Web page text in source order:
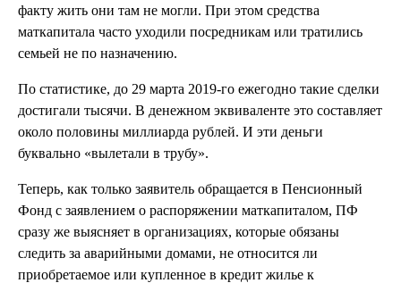
факту жить они там не могли. При этом средства
маткапитала часто уходили посредникам или тратились
семьей не по назначению.
По статистике, до 29 марта 2019-го ежегодно такие сделки
достигали тысячи. В денежном эквиваленте это составляет
около половины миллиарда рублей. И эти деньги
буквально «вылетали в трубу».
Теперь, как только заявитель обращается в Пенсионный
Фонд с заявлением о распоряжении маткапиталом, ПФ
сразу же выясняет в организациях, которые обязаны
следить за аварийными домами, не относится ли
приобретаемое или купленное в кредит жилье к